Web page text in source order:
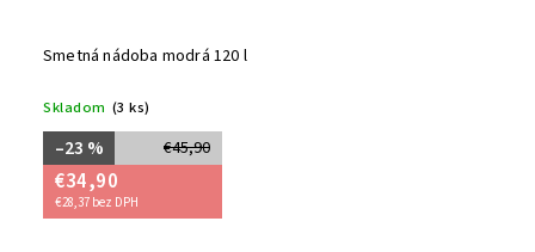
Smetná nádoba modrá 120 l
Skladom (3 ks)
€45,90
–23 %
€34,90
€28,37 bez DPH